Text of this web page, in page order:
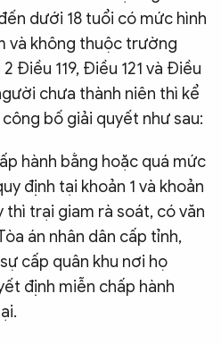
dưới 18 tuổi có mức hình
và không thuộc trường
Điều 119, Điều 121 và Điều
chưa thành niên thì kể
bố giải quyết như sau:
hành bằng hoặc quá mức
định tại khoản 1 và khoản
thì trại giam rà soát, có văn
án nhân dân cấp tỉnh,
cấp quân khu nơi họ
định miễn chấp hành